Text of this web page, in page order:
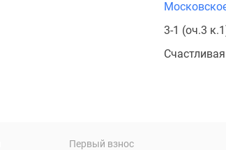
3-1 (оч.3
Первый взнос